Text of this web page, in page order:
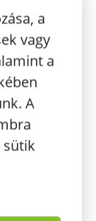
a
vagy
a
A
sütik